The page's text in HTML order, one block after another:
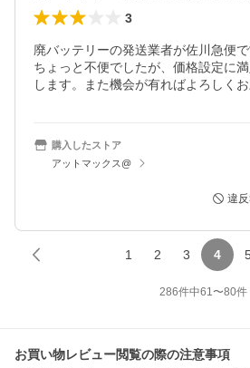
3
廃バッテリーの発送業者が佐川急便
ちょっと不便でしたが、価格設定に
します。また機会が有ればよろしくお
購入したストア
アットマックス@
違
1 2 3 4
286件中61〜80件
お買い物レビュー閲覧の際の注意事項